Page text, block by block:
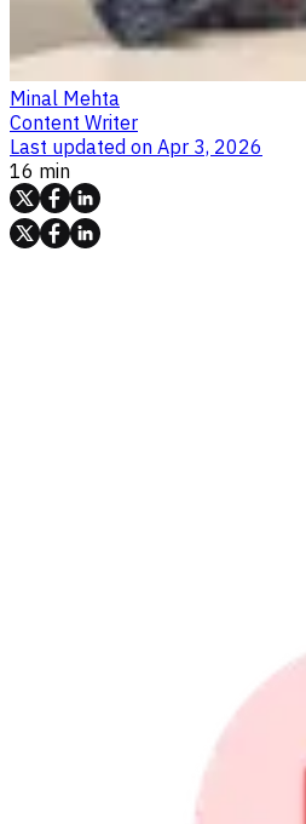
Minal Mehta
Content Writer
Last updated on Apr 3, 2026
16 min